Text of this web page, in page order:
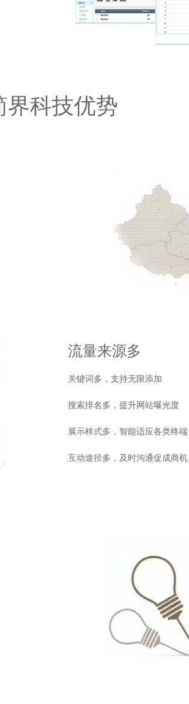
界科技优势
流量来源多
关键词多，支持无限添加
搜索排名多，提升网站曝光度
展示样式多，智能适应各类终端
互动途径多，及时沟通促成商机